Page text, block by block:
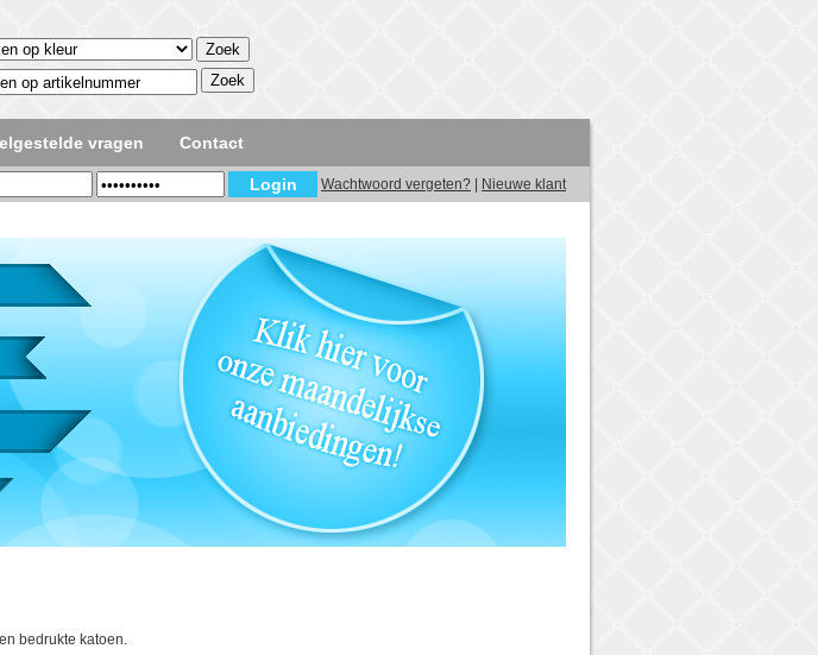
vragen Contact
Wachtwoord vergeten? Nieuwe klant
bedrukte katoen.